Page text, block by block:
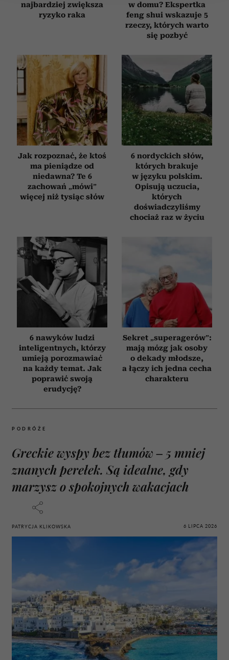
Wykorzystujemy pliki cookie do spersonalizowania treści
i reklam, aby oferować funkcje społecznościowe i
analizować ruch w naszej witrynie. Informacje o tym, jak
społecznościowym, reklamowym i analitycznym.
Partnerzy mogą połączyć te informacje z innymi danymi
otrzymanymi od Ciebie lub uzyskanymi podczas
korzystania z ich usług.
najbardziej zwiększa
ryzyko raka
w domu? Ekspertka
feng shui wskazuje 5
rzeczy, których warto
się pozbyć
Jak rozpoznać, że ktoś
ma pieniądze od
niedawna? Te 6
zachowań „mówi”
więcej niż tysiąc słów
6 nordyckich słów,
których brakuje
w języku polskim.
Opisują uczucia,
których
doświadczyliśmy
chociaż raz w życiu
6 nawyków ludzi
inteligentnych, którzy
umieją porozmawiać
na każdy temat. Jak
poprawić swoją
erudycję?
Sekret „superagerów”:
mają mózg jak osoby
o dekady młodsze,
a łączy ich jedna cecha
charakteru
PODRÓŻE
Greckie wyspy bez tłumów – 5 mniej
znanych perełek. Są idealne, gdy
marzysz o spokojnych wakacjach
PATRYCJA KLIKOWSKA 6 LIPCA 2026